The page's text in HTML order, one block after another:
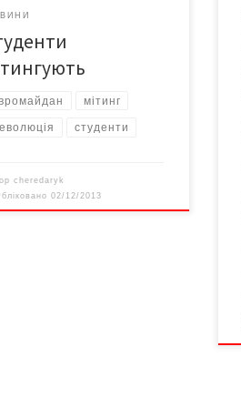
мітинг
студенти
cheredaryk
02/12/2013